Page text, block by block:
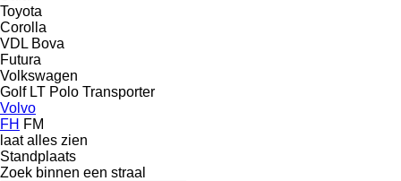
Toyota
Corolla
VDL Bova
Futura
Volkswagen
Golf LT Polo Transporter
Volvo
FH FM
laat alles zien
Standplaats
Zoek binnen een straal